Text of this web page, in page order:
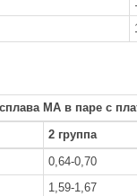
МА в паре с
2 группа
0,64-0,70
1,59-1,67